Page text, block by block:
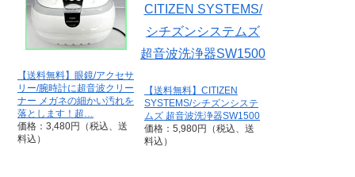
【送料無料】眼鏡/アクセサ
リー/腕時計に超音波クリー
ナー メガネの細かい汚れを
落とします！超…
価格：3,480円（税込、送
料込）
【送料無料】CITIZEN
SYSTEMS/シチズンシステ
ムズ 超音波洗浄器SW1500
価格：5,980円（税込、送
料込）